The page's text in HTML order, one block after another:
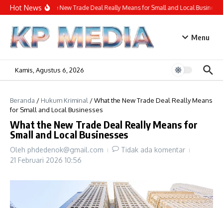
Lewati ke konten
Hot NewsWhat the New Trade Deal Really Means for Small and Local Businesses
Menu
Kamis, Agustus 6, 2026
Beranda / Hukum Kriminal /What the New Trade Deal Really Means
for Small and Local Businesses
What the New Trade Deal Really Means for
Small and Local Businesses
Oleh phdedenok@gmail.com
Tidak ada komentar
21 Februari 2026 10:56